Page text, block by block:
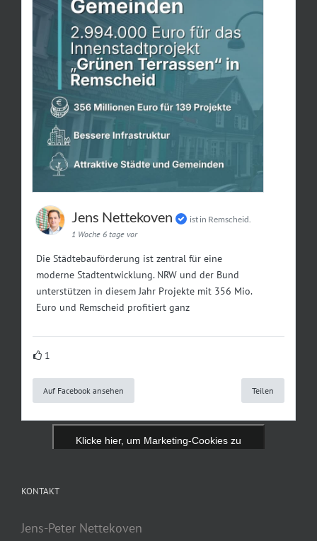
Jens Nettekoven
ist in Remscheid.
1 Woche 6 tage vor
Die Städtebauförderung ist zentral für eine
moderne Stadtentwicklung. NRW und der Bund
unterstützen in diesem Jahr Projekte mit 356 Mio.
Euro und Remscheid profitiert ganz
1
Auf Facebook ansehen Teilen
Klicke hier, um Marketing-Cookies zu
KONTAKT
Jens-Peter Nettekoven